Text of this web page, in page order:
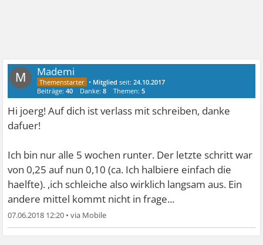
M Mademi
• Mitglied seit:24.10.2017
Beiträge:40 Danke:8 Themen:5
Hi joerg! Auf dich ist verlass mit schreiben, danke
dafuer!
Ich bin nur alle 5 wochen runter. Der letzte schritt war
von 0,25 auf nun 0,10 (ca. Ich halbiere einfach die
haelfte). ,ich schleiche also wirklich langsam aus. Ein
andere mittel kommt nicht in frage...
07.06.2018 12:20 •